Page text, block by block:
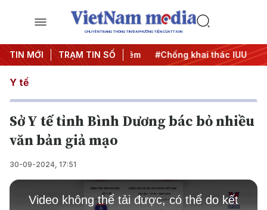
CHUYÊN TRANG THÔNG TIN ĐA PHƯƠNG TIỆN CỦA TTXVN
TIN MỚI TRẠM TIN SỐ
#Chiến dịch 500 ngày đêm #Chống khai thác IUU
Y tế
Sở Y tế tỉnh Bình Dương bác bỏ nhiều
văn bản giả mạo
30-09-2024, 17:51
This
Video không thể tải được, có thể do kết